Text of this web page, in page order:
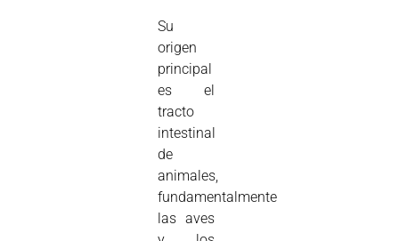
Su
origen
principal
es el
tracto
intestinal
de
animales,
fundamentalmente
las aves